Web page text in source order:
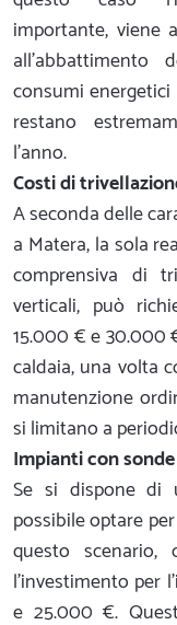
importante, viene
consumi
restano
l'anno.
Costi di
A seconda delle
a Matera, la sola
comprensiva di
verticali, può
15.000 € e 30.000
caldaia, una volta
manutenzione
si limitano a
Impianti con
Se si dispone di
possibile optare
questo scenario,
l'investimento per
e 25.000 €.